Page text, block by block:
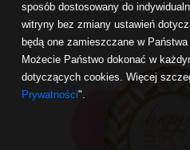
sposób dostosowany do
witryny bez zmiany ustawień
będą one zamieszczane w
Możecie Państwo dokonać w
dotyczących cookies. Więcej
Prywatności".